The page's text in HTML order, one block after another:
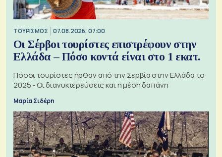
ΤΟΥΡΙΣΜΟΣ 07.08.2026, 07:00
Οι Σέρβοι τουρίστες επιστρέφουν στην
Ελλάδα – Πόσο κοντά είναι στο 1 εκατ.
Πόσοι τουρίστες ήρθαν από την Σερβία στην Ελλάδα το
2025 - Οι διανυκτερεύσεις και η μέση δαπάνη
Μαρία Σιδέρη